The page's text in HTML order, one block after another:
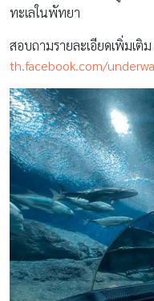
ทะเลในพัทยา
สอบถามรายละเอียดเพิ่มเติม
th.facebook.com/